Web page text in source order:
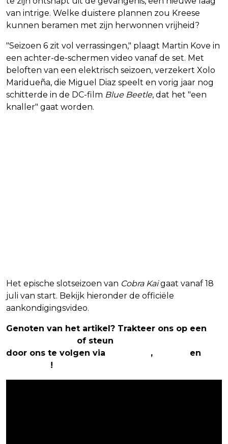
van intrige. Welke duistere plannen zou Kreese
kunnen beramen met zijn herwonnen vrijheid?
"Seizoen 6 zit vol verrassingen," plaagt Martin Kove in
een achter-de-schermen video vanaf de set. Met
beloften van een elektrisch seizoen, verzekert Xolo
Maridueña, die Miguel Diaz speelt en vorig jaar nog
schitterde in de DC-film Blue Beetle, dat het "een
knaller" gaat worden.
Het epische slotseizoen van Cobra Kaigaat vanaf 18
juli van start. Bekijk hieronder de officiële
aankondigingsvideo.
Genoten van het artikel? Trakteer ons op een
of steun
door ons te volgen via
,
en
!